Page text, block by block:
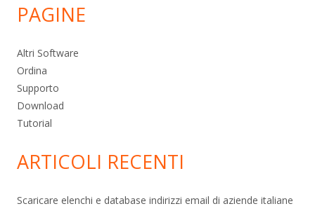
PAGINE
Altri Software
Ordina
Supporto
Download
Tutorial
ARTICOLI RECENTI
Scaricare elenchi e database indirizzi email di aziende italiane